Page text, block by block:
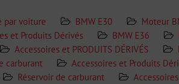
par voiture BMW E30 Moteur
et Produits Dérivés BMW E36
Accessoires et PRODUITS DÉRIVÉS
carburant Accessoires et Produits
Réservoir de carburant